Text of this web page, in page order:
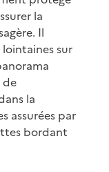
la
Il
sur
de
la
assurées par
bordant